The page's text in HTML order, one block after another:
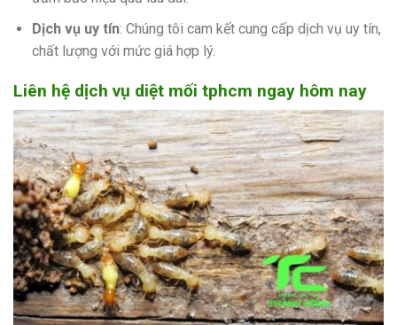
Dịch vụ uy tín: Chúng tôi cam kết cung cấp dịch vụ uy tín,
chất lượng với mức giá hợp lý.
Liên hệ dịch vụ diệt mối tphcm ngay hôm nay